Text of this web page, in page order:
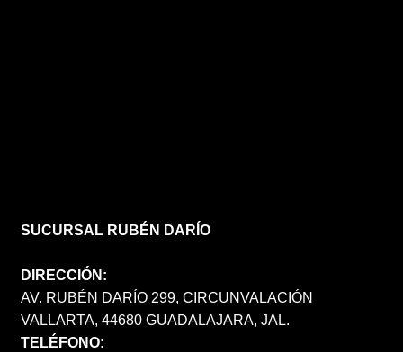
SUCURSAL RUBÉN DARÍO
DIRECCIÓN:
AV. RUBÉN DARÍO 299, CIRCUNVALACIÓN
VALLARTA, 44680 GUADALAJARA, JAL.
TELÉFONO: